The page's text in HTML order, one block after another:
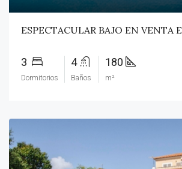
3
Dormitorios
4
Baños
180
m²